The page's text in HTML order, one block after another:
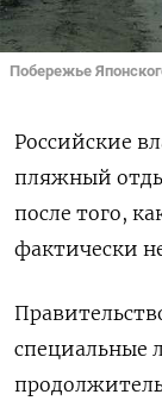
Побережье
Российские
пляжный
после того,
фактически
специальные